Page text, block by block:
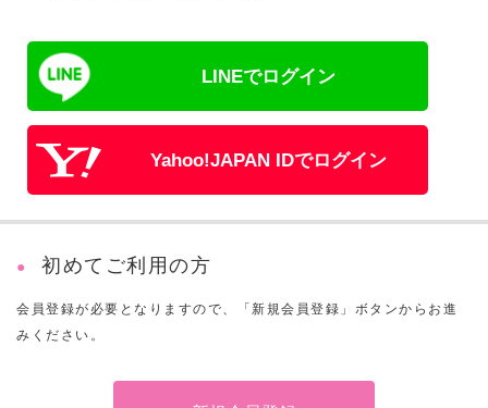
LINEでログイン
Yahoo!JAPAN IDでログイン
初めてご利用の方
会員登録が必要となりますので、「新規会員登録」ボタンからお進
みください。